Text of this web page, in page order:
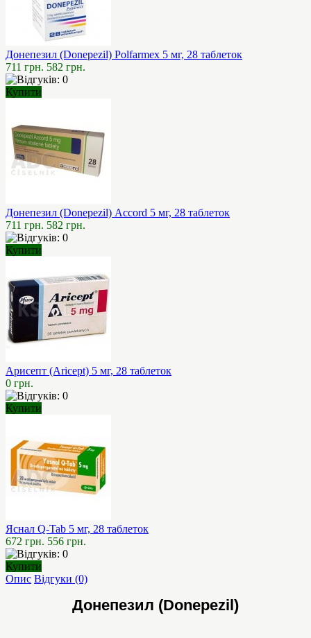
Донепезил (Donepezil) Polfarmex 5 мг, 28 таблеток
711 грн. 582 грн.
Купити
Донепезил (Donepezil) Accord 5 мг, 28 таблеток
711 грн. 582 грн.
Купити
Арисепт (Aricept) 5 мг, 28 таблеток
0 грн.
Купити
Яснал Q-Tab 5 мг, 28 таблеток
672 грн. 556 грн.
Купити
Опис Відгуки (0)
Донепезил (Donepezil)